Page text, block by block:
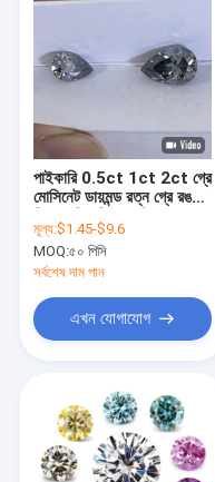
পণ্য
আমাদের সম্পর্কে
পাইকারি 0.5ct 1ct 2ct গ্রে
মোসিনেট ডায়মন্ড রত্ন গ্রে রঙ
প্রাকৃতিক মোসানাইট বিবাহের রিং
মূল্য:$1.45-$9.6
MOQ:৫০ পিসি
সর্বশেষ দাম পান
এখন যোগাযোগ